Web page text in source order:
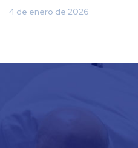
4 de enero de 2026